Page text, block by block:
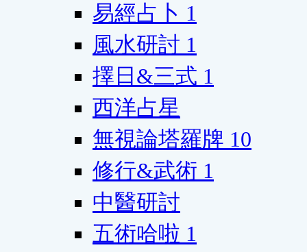
易經占卜 1
風水研討 1
擇日&三式 1
西洋占星
無視論塔羅牌 10
修行&武術 1
中醫研討
五術哈啦 1